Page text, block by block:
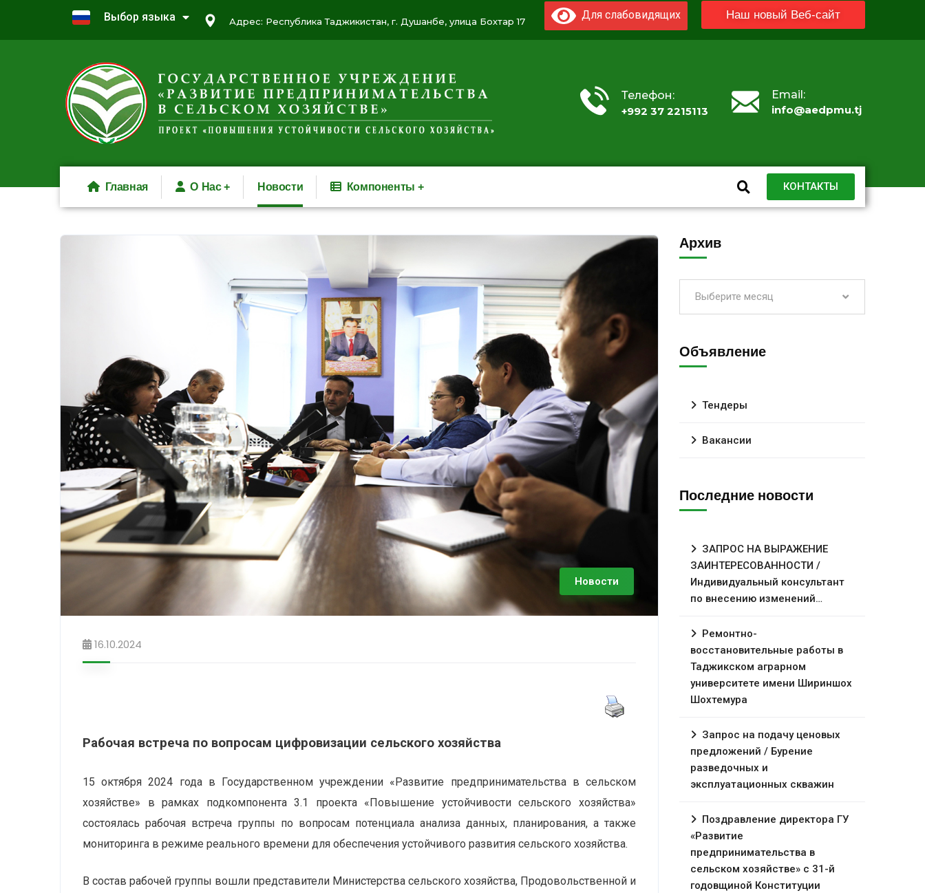
Выбор языка Адрес: Республика Таджикистан, г. Душанбе, улица Бохтар 17
Для слабовидящих Наш новый Веб-сайт
Телефон:
+992 37 2215113
Email:
info@aedpmu.tj
Главная О Нас Новости Компоненты КОНТАКТЫ
Новости
16.10.2024
Рабочая встреча по вопросам цифровизации сельского хозяйства
15 октября 2024 года в Государственном учреждении «Развитие предпринимательства в сельском
хозяйстве» в рамках подкомпонента 3.1 проекта «Повышение устойчивости сельского хозяйства»
состоялась рабочая встреча группы по вопросам потенциала анализа данных, планирования, а также
мониторинга в режиме реального времени для обеспечения устойчивого развития сельского хозяйства.
В состав рабочей группы вошли представители Министерства сельского хозяйства, Продовольственной и
Архив
Выберите месяц
Объявление
Тендеры
Вакансии
Последние новости
ЗАПРОС НА ВЫРАЖЕНИЕ
ЗАИНТЕРЕСОВАННОСТИ /
Индивидуальный консультант
по внесению изменений…
Ремонтно-
восстановительные работы в
Таджикском аграрном
университете имени Шириншох
Шохтемура
Запрос на подачу ценовых
предложений / Бурение
разведочных и
эксплуатационных скважин
Поздравление директора ГУ
«Развитие
предпринимательства в
сельском хозяйстве» с 31-й
годовщиной Конституции